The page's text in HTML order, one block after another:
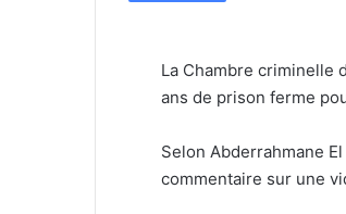
La Chambre criminelle
ans de prison ferme
Selon Abderrahmane
commentaire sur une